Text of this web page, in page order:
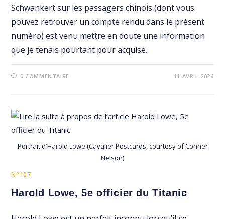
Schwankert sur les passagers chinois (dont vous
pouvez retrouver un compte rendu dans le présent
numéro) est venu mettre en doute une information
que je tenais pourtant pour acquise.
0 COMMENTAIRE 11 AVRIL 2026
Portrait d'Harold Lowe (Cavalier Postcards, courtesy of Conner
Nelson)
N°107
Harold Lowe, 5e officier du Titanic